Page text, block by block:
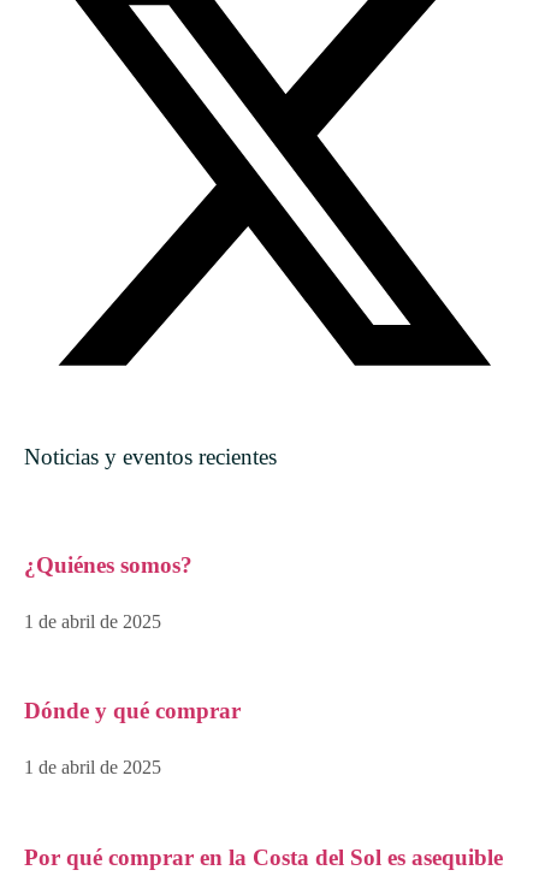
Noticias y eventos recientes
¿Quiénes somos?
1 de abril de 2025
Dónde y qué comprar
1 de abril de 2025
Por qué comprar en la Costa del Sol es asequible